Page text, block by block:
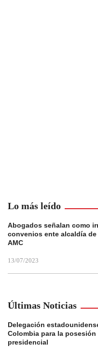
Lo más leído
Abogados señalan como
convenios ente alcaldía
AMC
13/07/2023
Últimas Noticias
Delegación
Colombia para la posesión
presidencial